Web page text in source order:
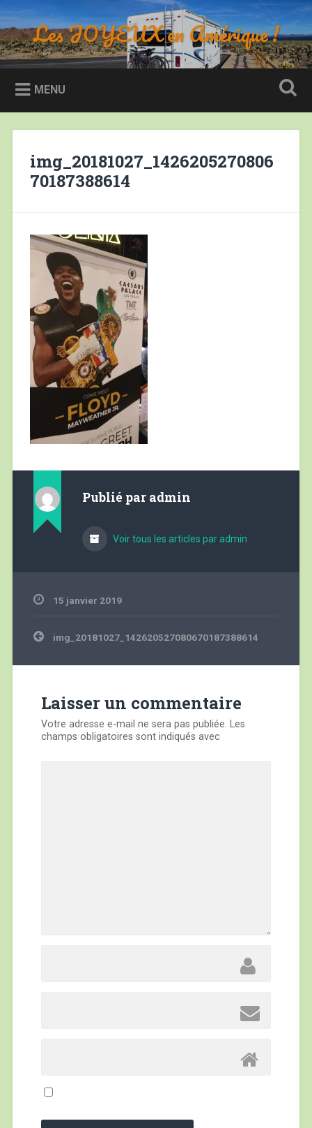
au
contenu
principal
RechercheLes JOYEUX en Amérique !
MENU
img_20181027_1426205270806
70187388614
Publié par admin
Voir tous les articles par admin
15 janvier 2019
Navigation
de
img_20181027_142620527080670187388614
Laisser un commentaire
Votre adresse e-mail ne sera pas publiée. Les
champs obligatoires sont indiqués avec